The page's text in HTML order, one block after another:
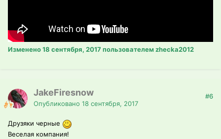
Изменено18 сентября, 2017 пользователем zhecka2012
JakeFiresnow
Опубликовано 18 сентября, 2017
#6
Друзяки черные
Веселая компания!